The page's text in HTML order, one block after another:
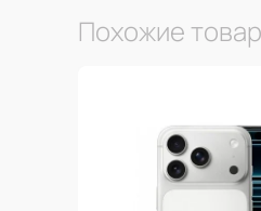
Похожие